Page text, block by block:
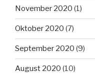
November 2020 (1)
Oktober 2020 (7)
September 2020 (9)
August 2020 (10)